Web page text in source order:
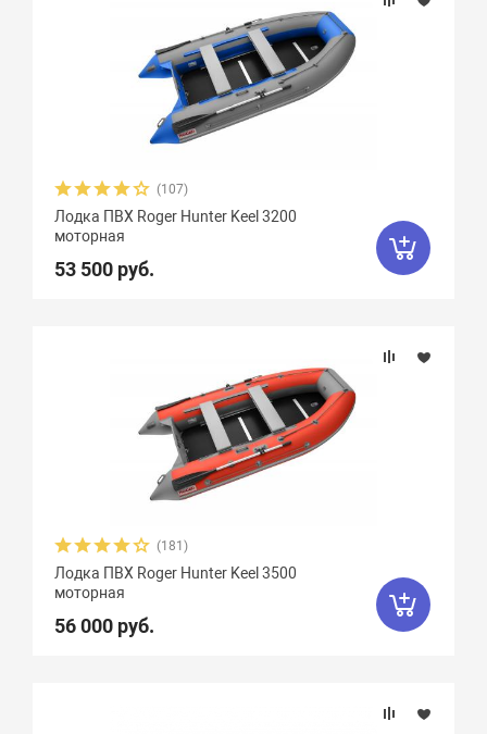
Крепление сидений
Количество сидений
(107)
Лодка ПВХ Roger Hunter Keel 3200
моторная
53 500 руб.
(181)
Лодка ПВХ Roger Hunter Keel 3500
моторная
56 000 руб.